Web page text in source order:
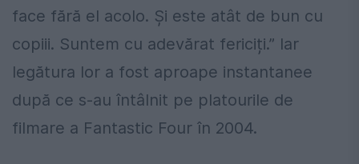
face fără el acolo. Și este atât de bun cu
copiii. Suntem cu adevărat fericiți.” Iar
legătura lor a fost aproape instantanee
după ce s-au întâlnit pe platourile de
filmare a Fantastic Four în 2004.